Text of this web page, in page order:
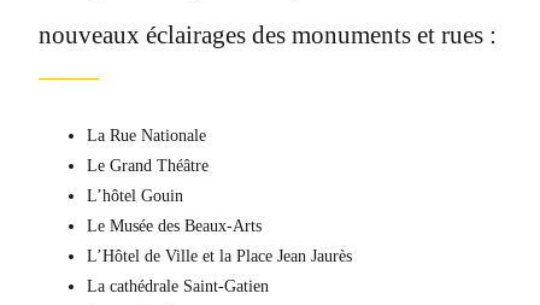
nouveaux éclairages des monuments et rues :
La Rue Nationale
Le Grand Théâtre
L’hôtel Gouin
Le Musée des Beaux-Arts
L’Hôtel de Ville et la Place Jean Jaurès
La cathédrale Saint-Gatien